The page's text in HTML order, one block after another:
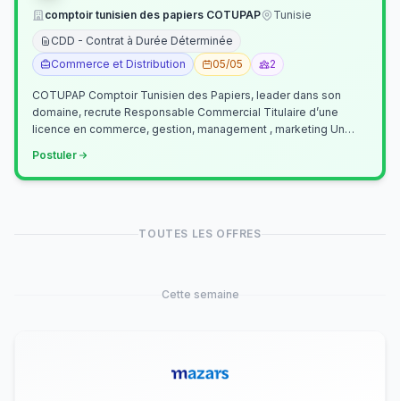
comptoir tunisien des papiers COTUPAP
Tunisie
CDD - Contrat à Durée Déterminée
Commerce et Distribution
05/05 2
COTUPAP Comptoir Tunisien des Papiers, leader dans son
domaine, recrute Responsable Commercial Titulaire d’une
licence en commerce, gestion, management , marketing Un
Postuler
TOUTES LES OFFRES
Cette semaine